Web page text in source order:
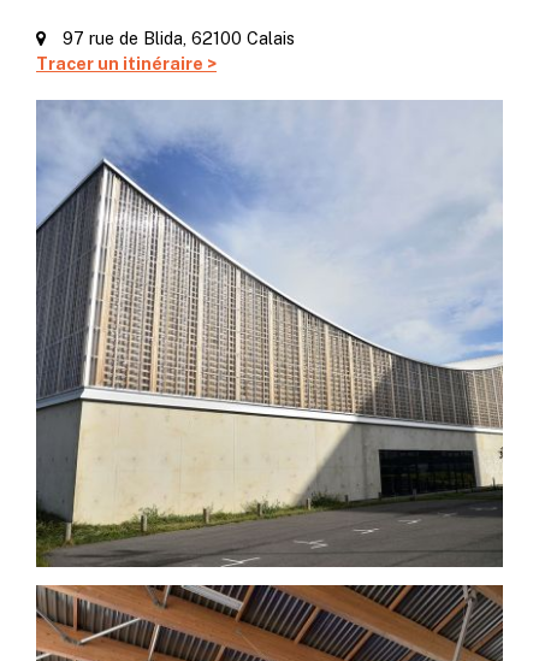
97 rue de Blida, 62100 Calais
Tracer un itinéraire >